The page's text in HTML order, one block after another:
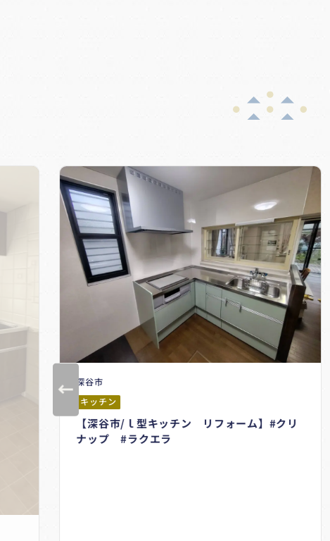
深谷市
キッチン
【深谷市/ｌ型キッチン リフォーム】#クリ
ナップ #ラクエラ